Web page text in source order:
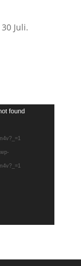
Juli.
found